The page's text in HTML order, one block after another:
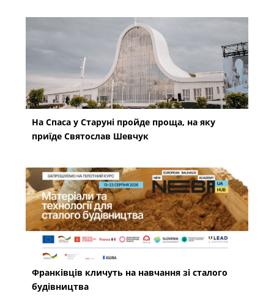
На Спаса у Старуні пройде проща, на яку
приїде Святослав Шевчук
Франківців кличуть на навчання зі сталого
будівництва